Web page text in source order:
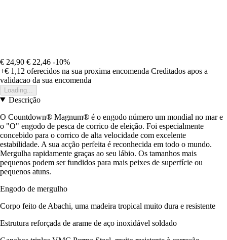
€ 24,90 € 22,46 -10%
+€ 1,12 oferecidos na sua proxima encomenda Creditados apos a
validacao da sua encomenda
Loading...
Descrição
O Countdown® Magnum® é o engodo número um mondial no mar e
o "O" engodo de pesca de corrico de eleição. Foi especialmente
concebido para o corrico de alta velocidade com excelente
estabilidade. A sua acção perfeita é reconhecida em todo o mundo.
Mergulha rapidamente graças ao seu lábio. Os tamanhos mais
pequenos podem ser fundidos para mais peixes de superfície ou
pequenos atuns.
Engodo de mergulho
Corpo feito de Abachi, uma madeira tropical muito dura e resistente
Estrutura reforçada de arame de aço inoxidável soldado